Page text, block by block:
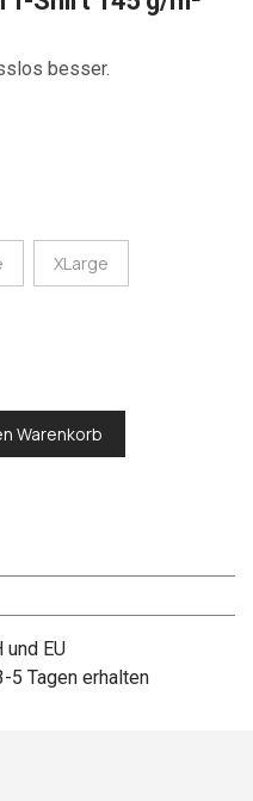
besser.
XLarge
Warenkorb
EU
5 Tagen erhalten